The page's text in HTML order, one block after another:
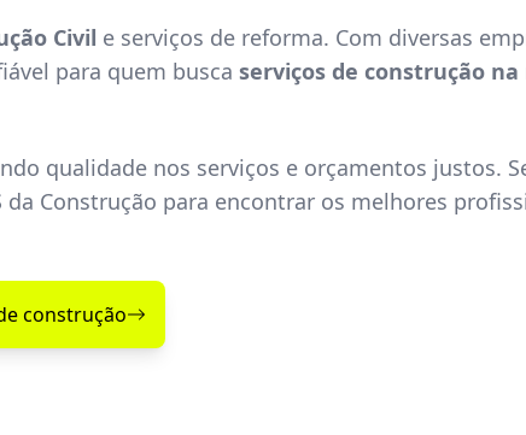
Civil e serviços de reforma. Com diversas
para quem busca serviços de construção na
qualidade nos serviços e orçamentos justos.
Construção para encontrar os melhores
construção